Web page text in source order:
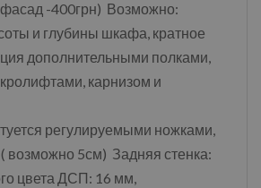
-400грн) Возможно:
и глубины шкафа, кратное
дополнительными полками,
карнизом и
регулируемыми ножками,
возможно 5см) Задняя стенка:
цвета ДСП: 16 мм,